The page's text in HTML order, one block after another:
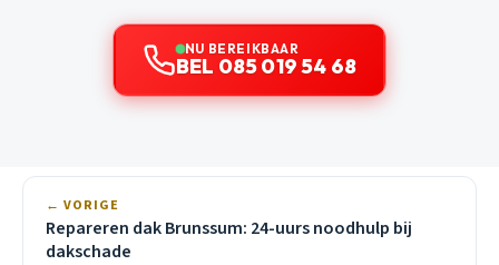
NU BEREIKBAAR
BEL 085 019 54 68
← VORIGE
Repareren dak Brunssum: 24-uurs noodhulp bij
dakschade